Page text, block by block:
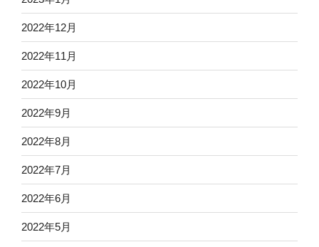
2022年12月
2022年11月
2022年10月
2022年9月
2022年8月
2022年7月
2022年6月
2022年5月